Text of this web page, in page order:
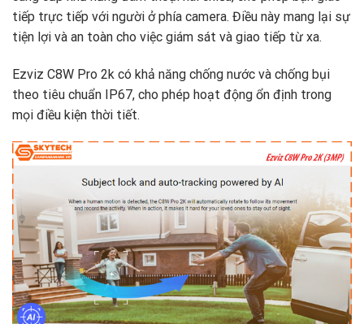
tiếp trực tiếp với người ở phía camera. Điều này mang lại sự
tiện lợi và an toàn cho việc giám sát và giao tiếp từ xa.
Ezviz C8W Pro 2k có khả năng chống nước và chống bụi
theo tiêu chuẩn IP67, cho phép hoạt động ổn định trong
mọi điều kiện thời tiết.